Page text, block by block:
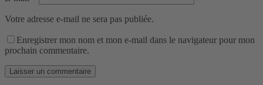
Votre adresse e-mail ne sera pas publiée.
Enregistrer mon nom et mon e-mail dans le navigateur pour mon
prochain commentaire.